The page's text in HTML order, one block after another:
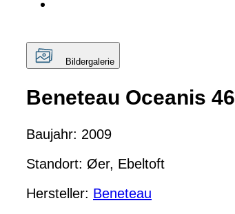
Bildergalerie
Beneteau Oceanis 46
Baujahr: 2009
Standort: Øer, Ebeltoft
Hersteller: Beneteau